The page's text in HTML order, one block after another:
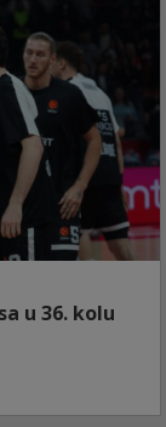
u 36. kolu